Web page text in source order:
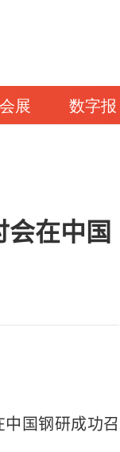
展 数字报
在中国
国钢研成功召